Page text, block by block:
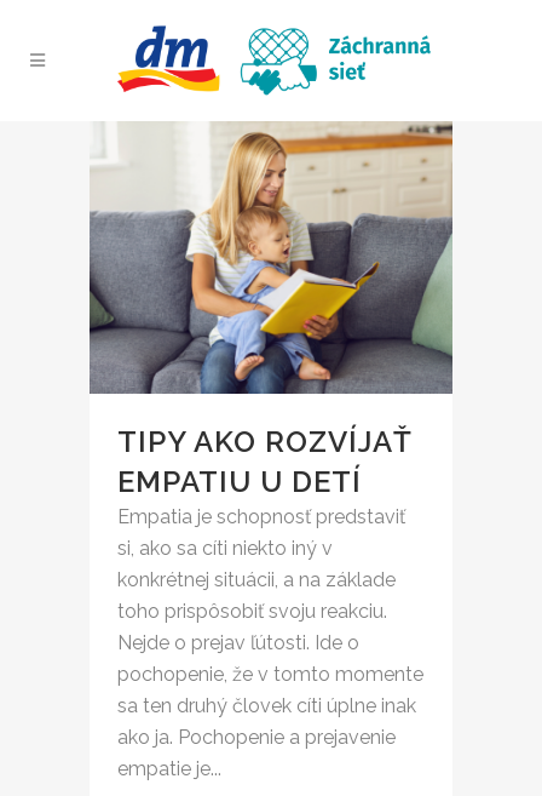
TIPY AKO ROZVÍJAŤ
EMPATIU U DETÍ
Empatia je schopnosť predstaviť
si, ako sa cíti niekto iný v
konkrétnej situácii, a na základe
toho prispôsobiť svoju reakciu.
Nejde o prejav ľútosti. Ide o
pochopenie, že v tomto momente
sa ten druhý človek cíti úplne inak
ako ja. Pochopenie a prejavenie
empatie je...